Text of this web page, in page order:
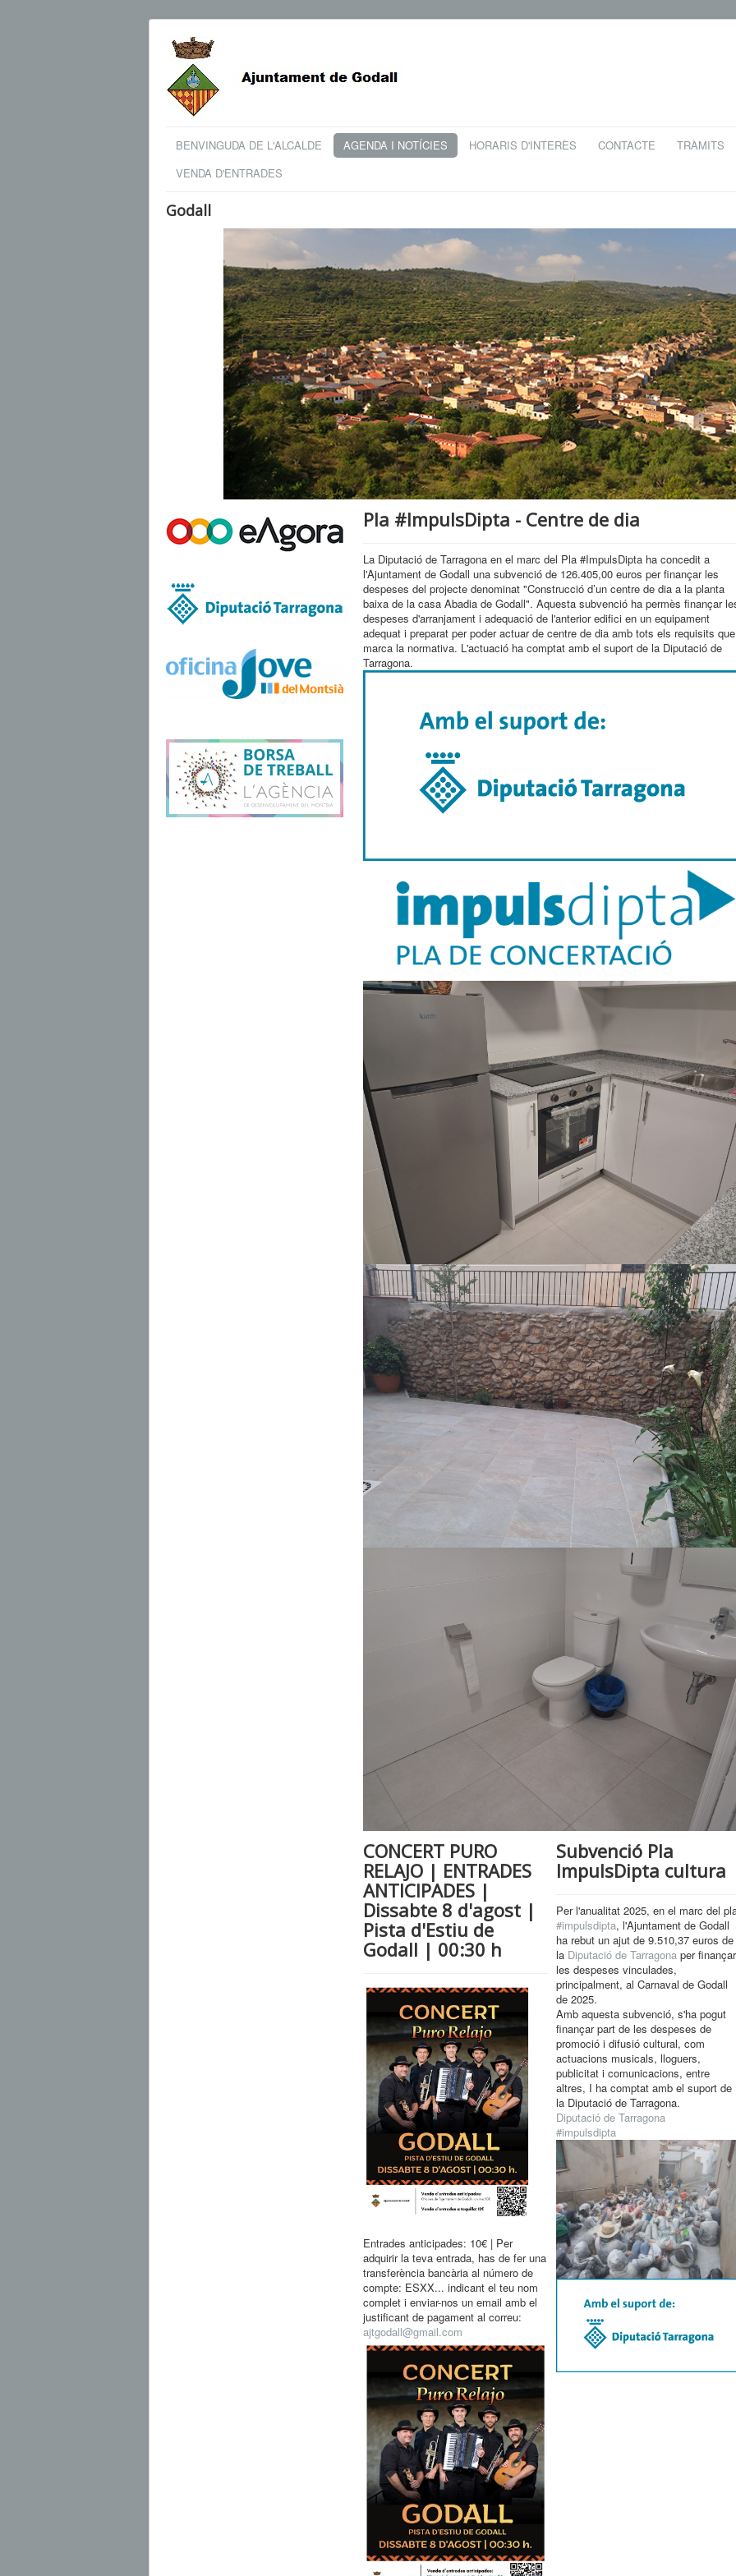
BENVINGUDA DE L'ALCALDE AGENDA I NOTÍCIES HORARIS D'INTERÈS CONTACTE
TRÀMITS
VENDA D'ENTRADES
Godall
Pla #ImpulsDipta - Centre de dia
La Diputació de Tarragona en el marc del Pla #ImpulsDipta ha concedit a
l'Ajuntament de Godall una subvenció de 126.405,00 euros per finançar les
despeses del projecte denominat "Construcció d’un centre de dia a la planta
baixa de la casa Abadia de Godall". Aquesta subvenció ha permès finançar
despeses d'arranjament i adequació de l'anterior edifici en un equipament
adequat i preparat per poder actuar de centre de dia amb tots els requisits que
marca la normativa. L'actuació ha comptat amb el suport de la Diputació de
Tarragona.
CONCERT PURO
RELAJO | ENTRADES
ANTICIPADES |
Dissabte 8 d'agost |
Pista d'Estiu de
Godall | 00:30 h
Entrades anticipades: 10€ | Per
adquirir la teva entrada, has de fer una
transferència bancària al número de
compte: ESXX... indicant el teu nom
complet i enviar-nos un email amb el
justificant de pagament al correu:
ajtgodall@gmail.com
Subvenció Pla
ImpulsDipta cultura
Per l'anualitat 2025, en el marc del
#impulsdipta, l'Ajuntament de Godall
ha rebut un ajut de 9.510,37 euros de
la Diputació de Tarragonaper finançar
les despeses vinculades,
principalment, al Carnaval de Godall
de 2025.
Amb aquesta subvenció, s'ha pogut
finançar part de les despeses de
promoció i difusió cultural, com
actuacions musicals, lloguers,
publicitat i comunicacions, entre
altres, I ha comptat amb el suport de
la Diputació de Tarragona.
Diputació de Tarragona
#impulsdipta